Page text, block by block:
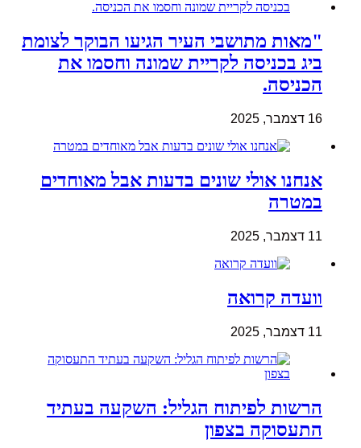
"מאות מתושבי העיר הגיעו הבוקר לצומת
ביג בכניסה לקריית שמונה וחסמו את
הכניסה.
16 דצמבר, 2025
אנחנו אולי שונים בדעות אבל מאוחדים
במטרה
11 דצמבר, 2025
וועדה קרואה
11 דצמבר, 2025
הרשות לפיתוח הגליל: השקעה בעתיד
התעסוקה בצפון